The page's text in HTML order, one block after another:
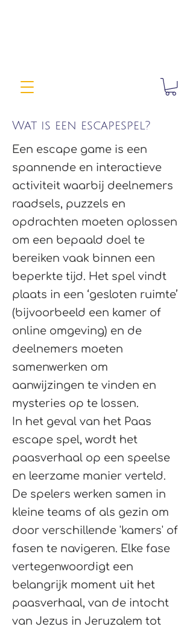
Wat is een escapespel?
Een escape game is een
spannende en interactieve
activiteit waarbij deelnemers
raadsels, puzzels en
opdrachten moeten oplossen
om een bepaald doel te
bereiken vaak binnen een
beperkte tijd. Het spel vindt
plaats in een ‘gesloten ruimte’
(bijvoorbeeld een kamer of
online omgeving) en de
deelnemers moeten
samenwerken om
aanwijzingen te vinden en
mysteries op te lossen.
In het geval van het Paas
escape spel, wordt het
paasverhaal op een speelse
en leerzame manier verteld.
De spelers werken samen in
kleine teams of als gezin om
door verschillende 'kamers' of
fasen te navigeren. Elke fase
vertegenwoordigt een
belangrijk moment uit het
paasverhaal, van de intocht
van Jezus in Jeruzalem tot